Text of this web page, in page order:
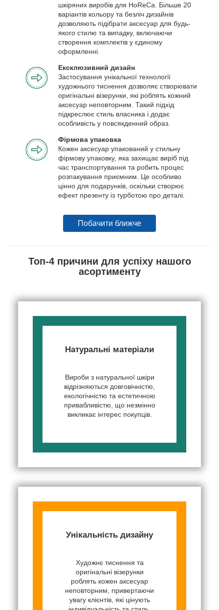
шкіряних виробів для HoReCa. Більше 20
варіантів кольору та безліч дизайнів
дозволяють підібрати аксесуар для будь-
якого стилю та випадку, включаючи
створення комплектів у єдиному
оформленні.
Ексклюзивний дизайн
Застосування унікальної технології
художнього тиснення дозволяє створювати
оригінальні візерунки, які роблять кожний
аксесуар неповторним. Такий підхід
підкреслює стиль власника і додає
особливість у повсякденний образ.
Фірмова упаковка
Кожен аксесуар упакований у стильну
фірмову упаковку, яка захищає виріб під
час транспортування та робить процес
розпакування приємним. Це особливо
цінно для подарунків, оскільки створює
ефект презенту із турботою про деталі.
Побачити ближче
Топ-4 причини для успіху нашого
асортименту
Натуральні матеріали
Вироби з натуральної шкіри
відрізняються довговічністю,
екологічністю та естетичною
привабливістю, що незмінно
викликає інтерес покупців.
Унікальність дизайну
Художнє тиснення та
оригінальні візерунки
роблять кожен аксесуар
неповторним, привертаючи
увагу клієнтів, які цінують